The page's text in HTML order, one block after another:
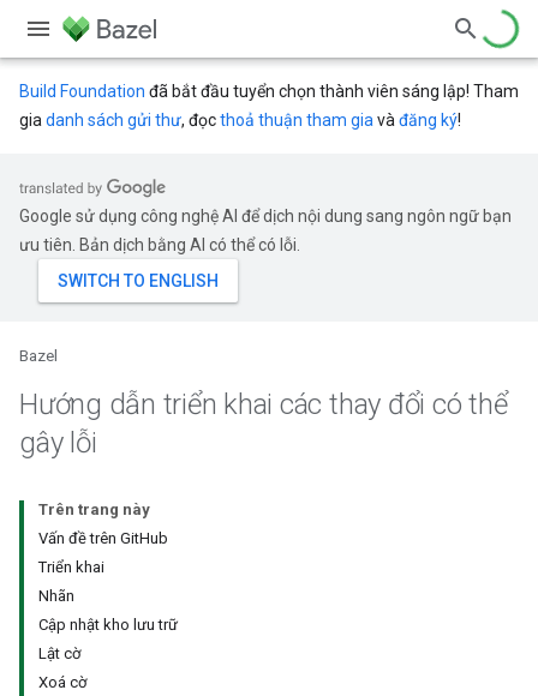
Build Foundation đã bắt đầu tuyển chọn thành viên sáng lập! Tham
gia danh sách gửi thư, đọcthoả thuận tham gia và đăng ký!
Google sử dụng công nghệ AI để dịch nội dung sang ngôn ngữ bạn
ưu tiên. Bản dịch bằng AI có thể có lỗi.
Bazel
Hướng dẫn triển khai các thay đổi có thể
gây lỗi
Trên trang này
Vấn đề trên GitHub
Triển khai
Nhãn
Cập nhật kho lưu trữ
Lật cờ
Xoá cờ